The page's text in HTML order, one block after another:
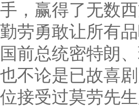
手，赢得了无数
勤劳勇敢让所有
国前总统密特朗
也不论是已故喜
位接受过莫劳先